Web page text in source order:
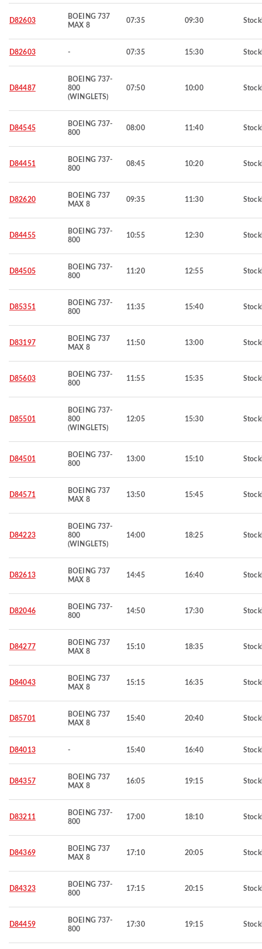
D82603
BOEING 737
MAX 8
07:35 09:30
D82603 - 07:35 15:30
D84487
BOEING 737-
800
(WINGLETS)
07:50 10:00
D84545
BOEING 737-
800
08:00 11:40
D84451
BOEING 737-
800
08:45 10:20
D82620
BOEING 737
MAX 8
09:35 11:30
D84455
BOEING 737-
800
10:55 12:30
D84505
BOEING 737-
800
11:20 12:55
D85351
BOEING 737-
800
11:35 15:40
D83197
BOEING 737
MAX 8
11:50 13:00
D85603
BOEING 737-
800
11:55 15:35
D85501
BOEING 737-
800
(WINGLETS)
12:05 15:30
D84501
BOEING 737-
800
13:00 15:10
D84571
BOEING 737
MAX 8
13:50 15:45
D84223
BOEING 737-
800
(WINGLETS)
14:00 18:25
D82613
BOEING 737
MAX 8
14:45 16:40
D82046
BOEING 737-
800
14:50 17:30
D84277
BOEING 737
MAX 8
15:10 18:35
D84043
BOEING 737
MAX 8
15:15 16:35
D85701
BOEING 737
MAX 8
15:40 20:40
D84013 - 15:40 16:40
D84357
BOEING 737
MAX 8
16:05 19:15
D83211
BOEING 737-
800
17:00 18:10
D84369
BOEING 737
MAX 8
17:10 20:05
D84323
BOEING 737-
800
17:15 20:15
D84459
BOEING 737-
800
17:30 19:15